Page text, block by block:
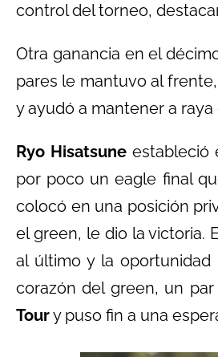
control del torneo,
Otra ganancia en el
pares le mantuvo al
y ayudó a mantener a
Ryo Hisatsuneestableció
por poco un eagle final
colocó en una posición
el green, le dio la victoria.
al último y la
corazón del green, un
Toury puso fin a una